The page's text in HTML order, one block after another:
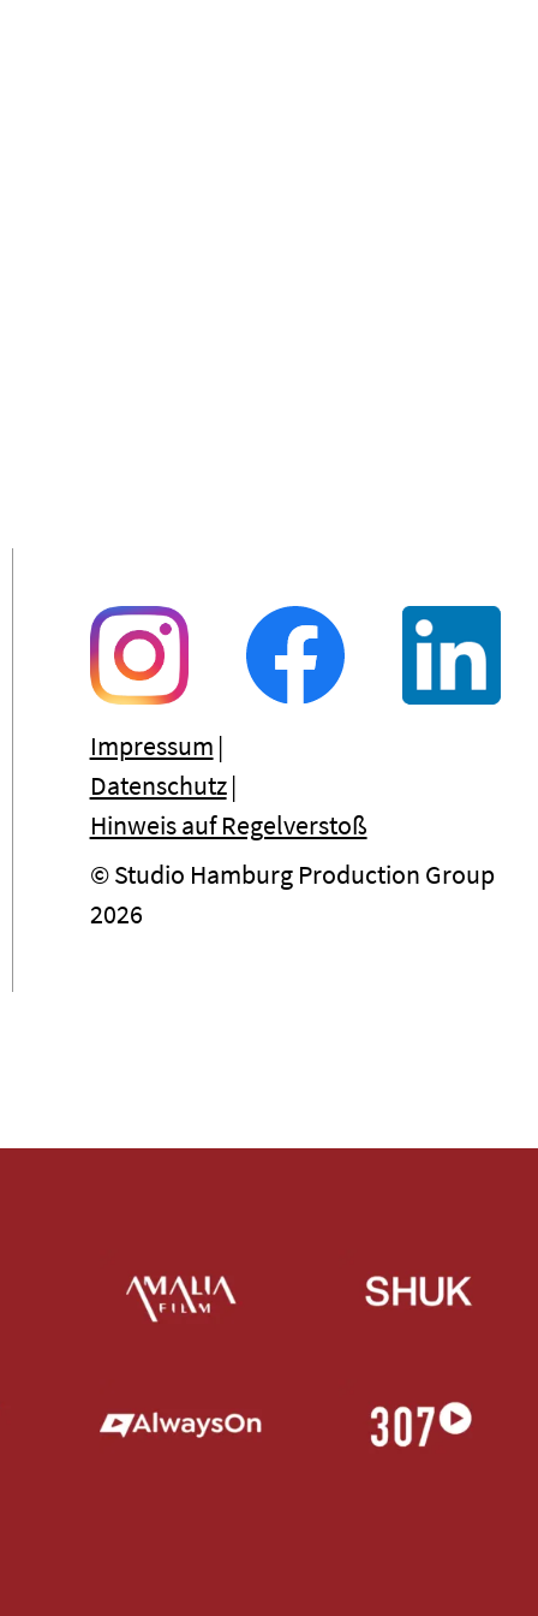
Impressum
Datenschutz
Hinweis auf Regelverstoß
© Studio Hamburg Production Group
2026